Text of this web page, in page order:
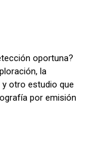
oportuna?
la
otro estudio que
por emisión